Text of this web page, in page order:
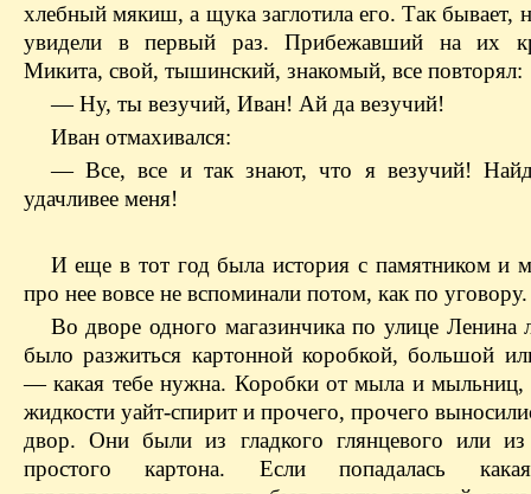
хлебный мякиш, а щука заглотила его. Так бывает,
увидели в первый раз. Прибежавший на их
Микита, свой, тышинский, знакомый, все повторял:
— Ну, ты везучий, Иван! Ай да везучий!
Иван отмахивался:
— Все, все и так знают, что я везучий!
удачливее меня!
И еще в тот год была история с памятником и
про нее вовсе не вспоминали потом, как по уговору.
Во дворе одного магазинчика по улице Ленина
было разжиться картонной коробкой, большой
— какая тебе нужна. Коробки от мыла и мыльниц,
жидкости уайт-спирит и прочего, прочего
двор. Они были из гладкого глянцевого или
простого картона. Если попадалась